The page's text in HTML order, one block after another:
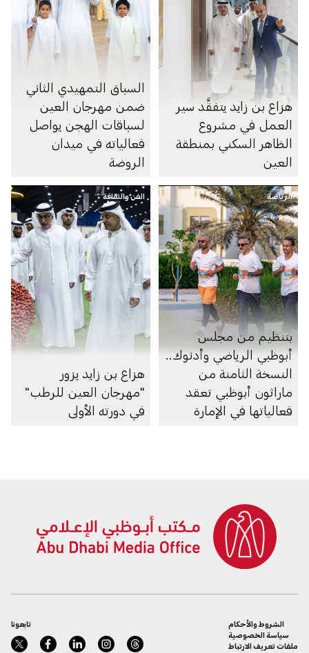
هزاع بن زايد يتفقَّد سير
العمل في مشروع
الظاهر السكني بمنطقة
العين
السباق التمهيدي الثاني
ضمن مهرجان العين
لسباقات الهجن يواصل
فعالياته في ميدان
الروضة
الرياضة
بتنظيم من مجلس
أبوظبي الرياضي وأدنوك..
النسخة الثامنة من
ماراثون أبوظبي تعقد
فعالياتها في الإمارة
الفن والثقافة
هزاع بن زايد يزور
"مهرجان العين للرطب"
في دورته الأولى
تابعونا
الشروط والأحكام
سياسة الخصوصية
ملفات تعريف الارتباط